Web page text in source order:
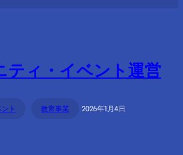
ティ・イベント運営
ト 教育事業 2026年1月4日